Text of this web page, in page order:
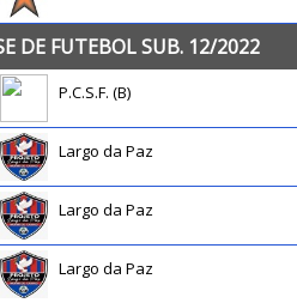
DE FUTEBOL SUB. 12/2022
P.C.S.F. (B)
Largo da Paz
Largo da Paz
Largo da Paz